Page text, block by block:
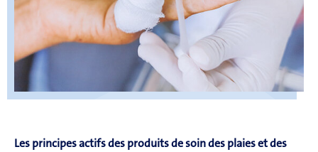
Contact
Carrières
Les principes actifs des produits de soin des plaies et des